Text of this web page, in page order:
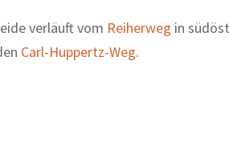
verläuft vom Reiherweg in
Carl-Huppertz-Weg.